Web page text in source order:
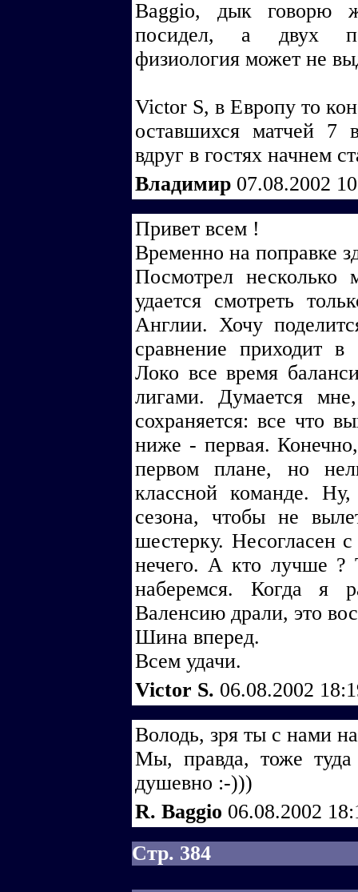
Baggio, дык говорю
посидел, а двух
физиология может не
Victor S, в Европу то
оставшихся матчей 7
вдруг в гостях начнем
Владимир 07.08.2002
Привет всем !
Временно на поправке
Посмотрел несколько
удается смотреть
Англии. Хочу
сравнение приходит
Локо все время
лигами. Думается
сохраняется: все что
ниже - первая.
первом плане, но
классной команде.
сезона, чтобы не
шестерку. Несогласен
нечего. А кто лучше ?
наберемся. Когда я
Валенсию драли, это
Шина вперед.
Всем удачи.
Victor S. 06.08.2002
Володь, зря ты с нами
Мы, правда, тоже
душевно :-)))
R. Baggio 06.08.2002
Стр. 384